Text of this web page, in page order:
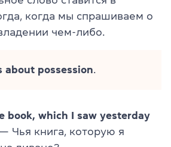
когда мы спрашиваем о
чем-либо.
about possession.
book, which I saw yesterday
Чья книга, которую я